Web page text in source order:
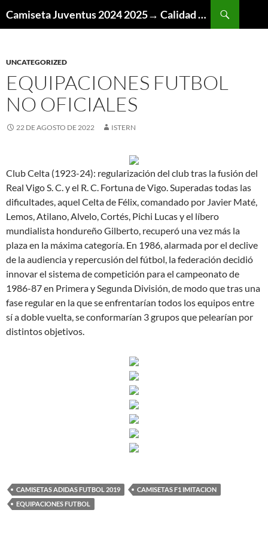
Camiseta Juventus 2024 2025→ Calidad Thai AAA
UNCATEGORIZED
EQUIPACIONES FUTBOL
NO OFICIALES
22 DE AGOSTO DE 2022 ISTERN
Club Celta (1923-24): regularización del club tras la fusión del
Real Vigo S. C. y el R. C. Fortuna de Vigo. Superadas todas las
dificultades, aquel Celta de Félix, comandado por Javier Maté,
Lemos, Atilano, Alvelo, Cortés, Pichi Lucas y el líbero
mundialista hondureño Gilberto, recuperó una vez más la
plaza en la máxima categoría. En 1986, alarmada por el declive
de la audiencia y repercusión del fútbol, la federación decidió
innovar el sistema de competición para el campeonato de
1986-87 en Primera y Segunda División, de modo que tras una
fase regular en la que se enfrentarían todos los equipos entre
sí a doble vuelta, se conformarían 3 grupos que pelearían por
distintos objetivos.
CAMISETAS ADIDAS FUTBOL 2019
CAMISETAS F1 IMITACION
EQUIPACIONES FUTBOL